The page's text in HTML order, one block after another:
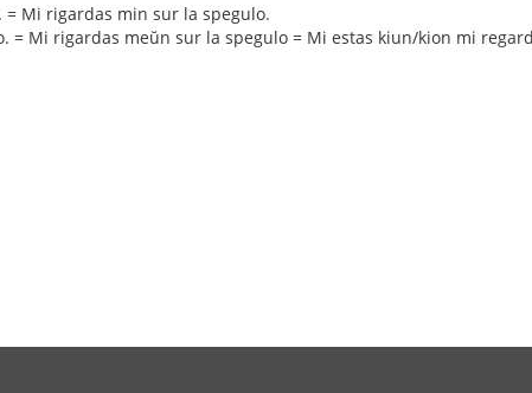
= Mi rigardas min sur la spegulo.
= Mi rigardas meŭn sur la spegulo = Mi estas kiun/kion mi